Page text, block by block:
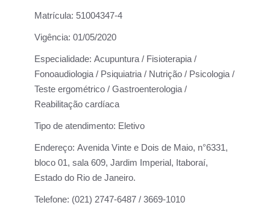
Matrícula: 51004347-4
Vigência: 01/05/2020
Especialidade: Acupuntura / Fisioterapia /
Fonoaudiologia / Psiquiatria / Nutrição / Psicologia /
Teste ergométrico / Gastroenterologia /
Reabilitação cardíaca
Tipo de atendimento: Eletivo
Endereço: Avenida Vinte e Dois de Maio, n°6331,
bloco 01, sala 609, Jardim Imperial, Itaboraí,
Estado do Rio de Janeiro.
Telefone: (021) 2747-6487 / 3669-1010